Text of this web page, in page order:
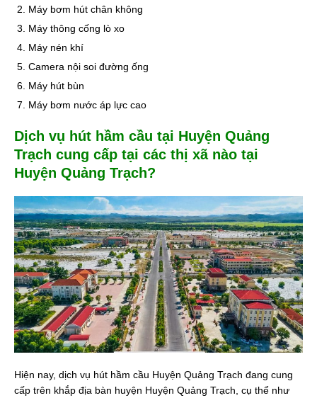
Máy bơm hút chân không
Máy thông cống lò xo
Máy nén khí
Camera nội soi đường ống
Máy hút bùn
Máy bơm nước áp lực cao
Dịch vụ hút hầm cầu tại Huyện Quảng
Trạch cung cấp tại các thị xã nào tại
Huyện Quảng Trạch?
Hiện nay, dịch vụ hút hầm cầu Huyện Quảng Trạch đang cung
cấp trên khắp địa bàn huyện Huyện Quảng Trạch, cụ thể như